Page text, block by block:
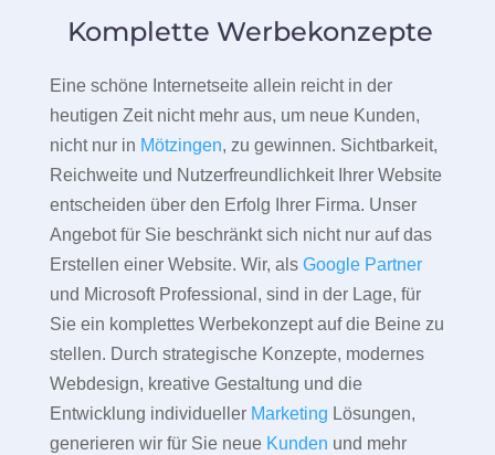
Komplette Werbekonzepte
Eine schöne Internetseite allein reicht in der
heutigen Zeit nicht mehr aus, um neue Kunden,
nicht nur in Mötzingen, zu gewinnen. Sichtbarkeit,
Reichweite und Nutzerfreundlichkeit Ihrer Website
entscheiden über den Erfolg Ihrer Firma. Unser
Angebot für Sie beschränkt sich nicht nur auf das
Erstellen einer Website. Wir, als Google Partner
und Microsoft Professional, sind in der Lage, für
Sie ein komplettes Werbekonzept auf die Beine zu
stellen. Durch strategische Konzepte, modernes
Webdesign, kreative Gestaltung und die
Entwicklung individueller Marketing Lösungen,
generieren wir für Sie neue Kunden und mehr